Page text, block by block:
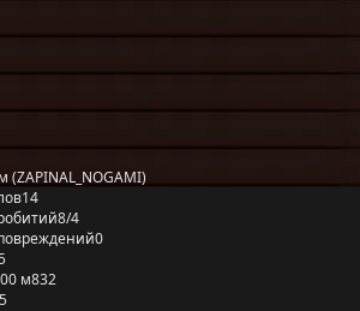
14
8/4
0
м832
5